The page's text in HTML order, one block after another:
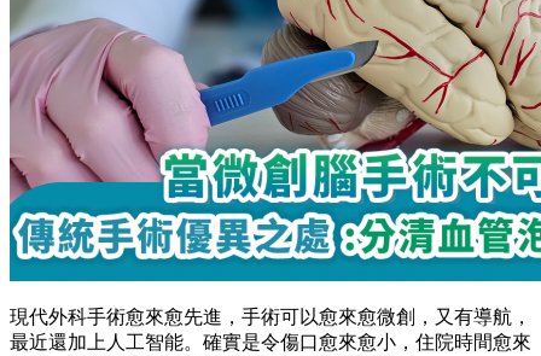
現代外科手術愈來愈先進，手術可以愈來愈微創，又有導航，
最近還加上人工智能。確實是令傷口愈來愈小，住院時間愈來